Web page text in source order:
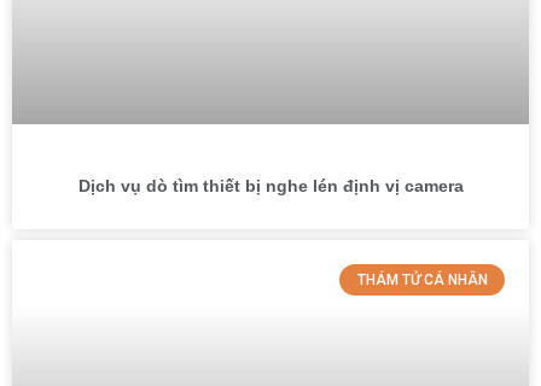
Dịch vụ dò tìm thiết bị nghe lén định vị camera
THÁM TỬ CÁ NHÂN